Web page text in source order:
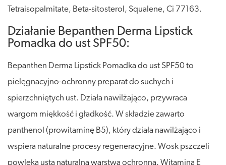
Tetraisopalmitate, Beta-sitosterol, Squalene, Ci 77163.
Działanie Bepanthen Derma Lipstick
Pomadka do ust SPF50:
Bepanthen Derma Lipstick Pomadka do ust SPF50 to
pielęgnacyjno-ochronny preparat do suchych i
spierzchniętych ust. Działa nawilżająco, przywraca
wargom miękkość i gładkość. W składzie zawarto
panthenol (prowitaminę B5), który działa nawilżająco i
wspiera naturalne procesy regeneracyjne. Wosk pszczeli
powleka usta naturalną warstwą ochronną. Witamina E